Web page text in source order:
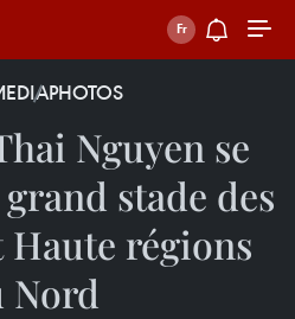
PHOTOS
Nguyen se
stade des
Haute régions
Nord